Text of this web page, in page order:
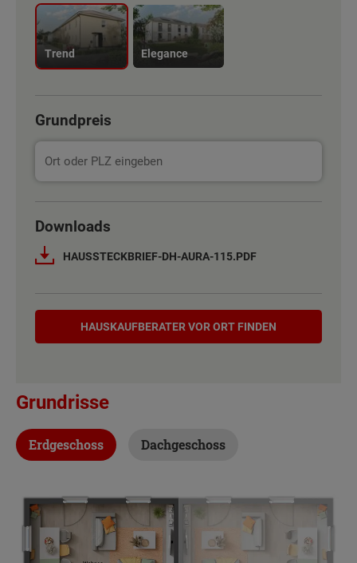
Außenmaße 10 m x 7 m
Trend Elegance
Grundpreis
Downloads
HAUSSTECKBRIEF-DH-AURA-115.PDF
Hauskaufberater
HAUSKAUF­BERATER VOR ORT FINDEN
Grundrisse
Erdgeschoss Dachgeschoss